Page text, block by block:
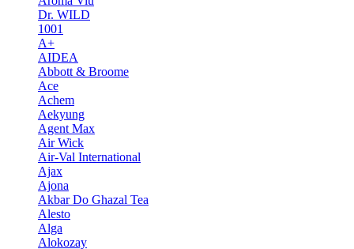
Dr. WILD
1001
A+
AIDEA
Abbott & Broome
Ace
Achem
Aekyung
Agent Max
Air Wick
Air-Val International
Ajax
Ajona
Akbar Do Ghazal Tea
Alesto
Alga
Alokozay